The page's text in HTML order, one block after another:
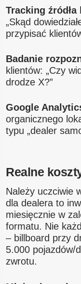
Tracking źródła
„Skąd
przypisać
Badanie
klientów: „Czy
drodze X?”
Google
organicznego
typu „dealer
Realne
Należy uczciwie
dla dealera to
miesięcznie w
formatu. Nie
– billboard przy
5.000 pojazdów/
zwrotu.